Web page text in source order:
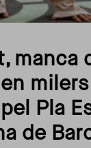
Pla
de